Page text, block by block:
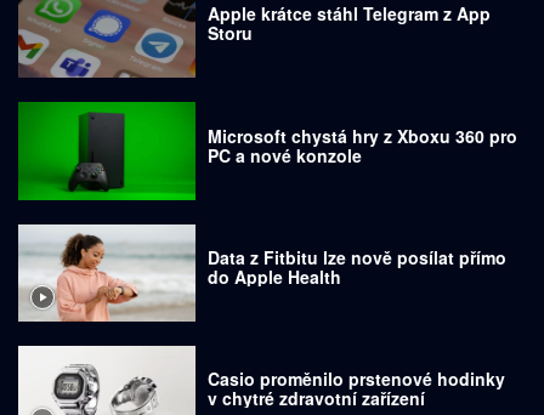
Apple krátce stáhl Telegram z App
Storu
Microsoft chystá hry z Xboxu 360 pro
PC a nové konzole
Data z Fitbitu lze nově posílat přímo
do Apple Health
Casio proměnilo prstenové hodinky
v chytré zdravotní zařízení